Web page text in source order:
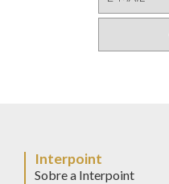
Interpoint
Sobre a Interpoint